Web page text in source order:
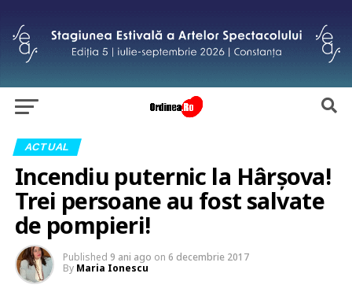
ACTUAL
Incendiu puternic la Hârșova!
Trei persoane au fost salvate
de pompieri!
Published 9 ani ago on 6 decembrie 2017
By Maria Ionescu